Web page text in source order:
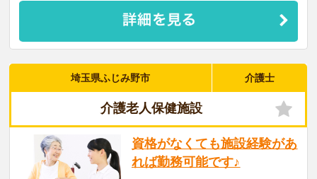
埼玉県ふじみ野市 介護士
介護老人保健施設
資格がなくても施設経験があ
れば勤務可能です♪